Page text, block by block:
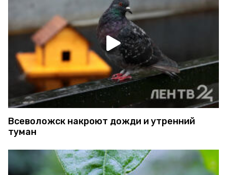
Всеволожск накроют дожди и утренний
туман